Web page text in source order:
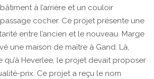
à l’arrière et un couloir
cocher. Ce projet présente une
entre l’ancien et le nouveau. Marge
une maison de maître à Gand. Là,
Heverlee, le projet devait proposer
prix. Ce projet a reçu le nom